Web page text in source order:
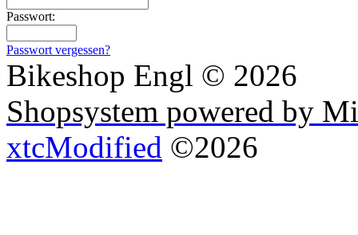
Passwort:
Passwort vergessen?
Bikeshop Engl © 2026
Shopsystem powered by
xtcModified ©2026